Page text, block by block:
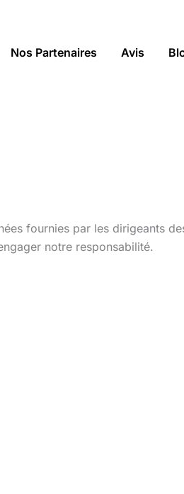
Nos Partenaires Avis
fournies par les dirigeants
notre responsabilité.